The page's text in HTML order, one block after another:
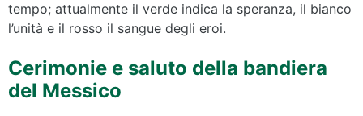
tempo; attualmente il verde indica la speranza, il bianco
l’unità e il rosso il sangue degli eroi.
Cerimonie e saluto della bandiera
del Messico